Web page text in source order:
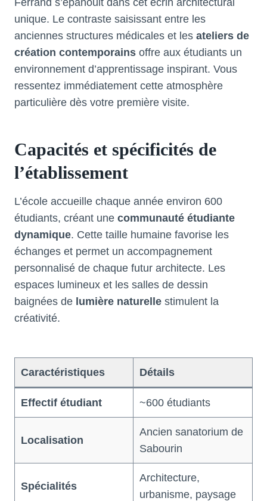
unique. Le contraste saisissant entre les
anciennes structures médicales et les ateliers de
création contemporains offre aux étudiants un
environnement d’apprentissage inspirant. Vous
ressentez immédiatement cette atmosphère
particulière dès votre première visite.
Capacités et spécificités de
l’établissement
L’école accueille chaque année environ 600
étudiants, créant une communauté étudiante
dynamique. Cette taille humaine favorise les
échanges et permet un accompagnement
personnalisé de chaque futur architecte. Les
espaces lumineux et les salles de dessin
baignées de lumière naturelle stimulent la
créativité.
Caractéristiques Détails
Effectif étudiant ~600 étudiants
Localisation
Ancien sanatorium de
Sabourin
Spécialités
Architecture,
urbanisme, paysage